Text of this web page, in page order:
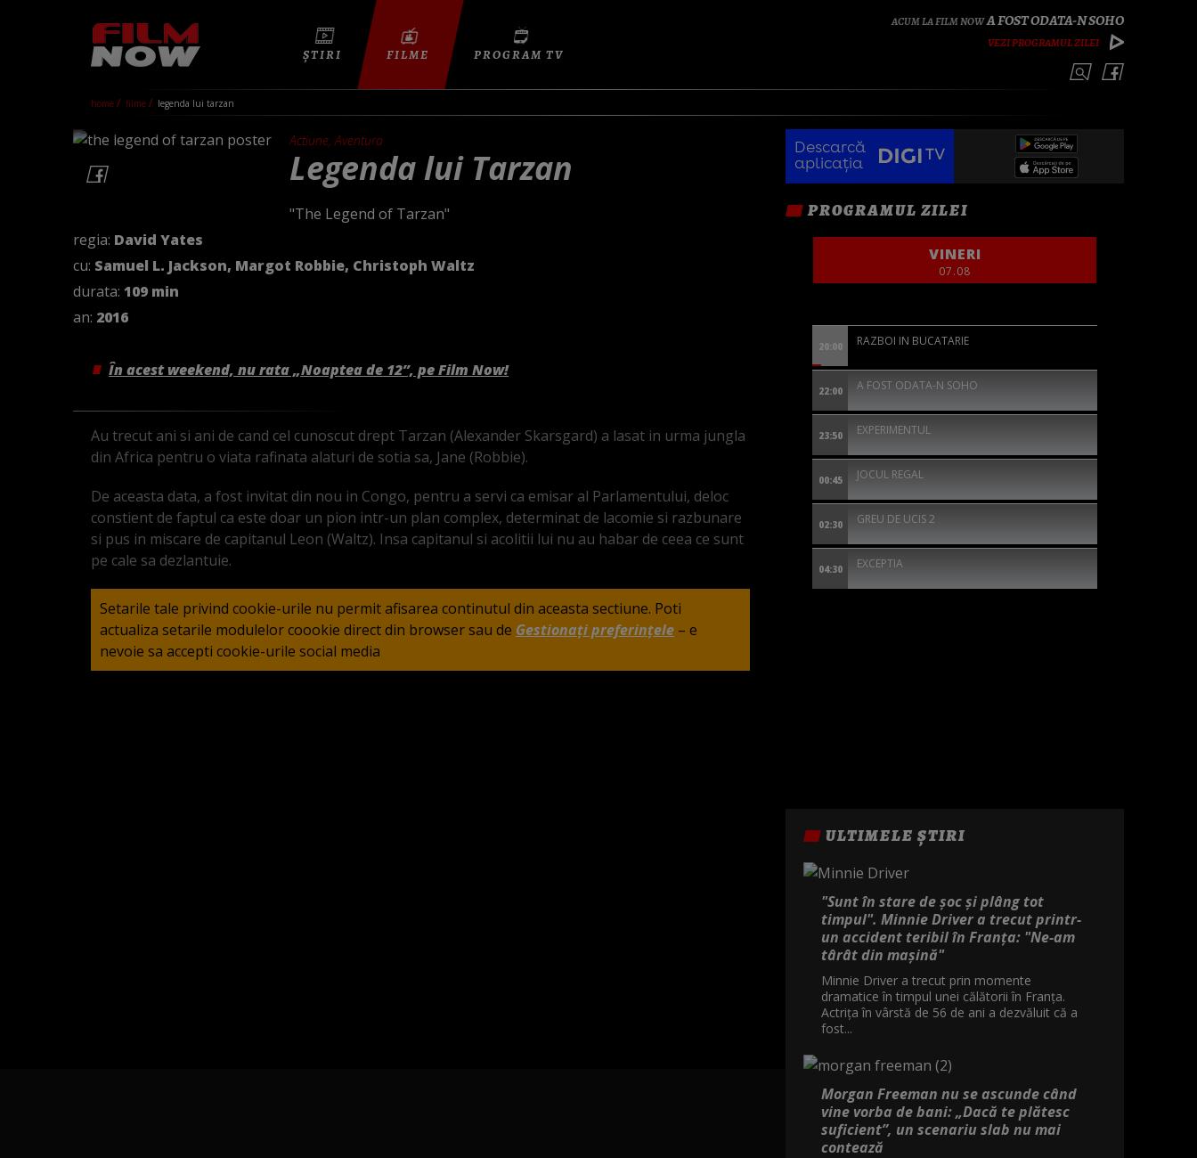
A FOST ODATA-N SOHO
VEZI PROGRAMUL ZILEI
ȘTIRI FILME PROGRAM TV
home filme legenda lui tarzan
Actiune, Aventura
Legenda lui Tarzan
"The Legend of Tarzan"
regia: David Yates
cu: Samuel L. Jackson, Margot Robbie, Christoph Waltz
durata: 109 min
an: 2016
În acest weekend, nu rata „Noaptea de 12”, pe Film Now!
Au trecut ani si ani de cand cel cunoscut drept Tarzan (Alexander Skarsgard) a lasat in urma jungla
din Africa pentru o viata rafinata alaturi de sotia sa, Jane (Robbie).
De aceasta data, a fost invitat din nou in Congo, pentru a servi ca emisar al Parlamentului, deloc
constient de faptul ca este doar un pion intr-un plan complex, determinat de lacomie si razbunare
si pus in miscare de capitanul Leon (Waltz). Insa capitanul si acolitii lui nu au habar de ceea ce sunt
pe cale sa dezlantuie.
Setarile tale privind cookie-urile nu permit afisarea continutul din aceasta sectiune. Poti
actualiza setarile modulelor coookie direct din browser sau de Gestionați preferințele – e
nevoie sa accepti cookie-urile social media
Descarcă
aplicația
PROGRAMUL ZILEI
VINERI
07.08
20:00 RAZBOI IN BUCATARIE
22:00 A FOST ODATA-N SOHO
23:50 EXPERIMENTUL
00:45 JOCUL REGAL
02:30 GREU DE UCIS 2
04:30 EXCEPTIA
ULTIMELE ȘTIRI
"Sunt în stare de șoc și plâng tot
timpul". Minnie Driver a trecut printr-
un accident teribil în Franța: "Ne-am
târât din mașină"
Minnie Driver a trecut prin momente
dramatice în timpul unei călătorii în Franța.
Actrița în vârstă de 56 de ani a dezvăluit că a
fost...
Morgan Freeman nu se ascunde când
vine vorba de bani: „Dacă te plătesc
suficient”, un scenariu slab nu mai
contează